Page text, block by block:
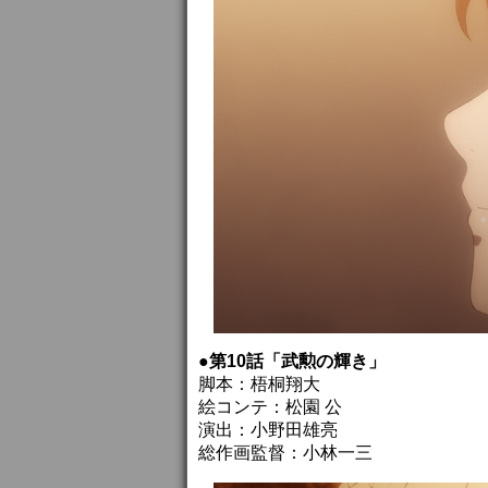
●第10話「武勲の輝き」
脚本：梧桐翔大
絵コンテ：松園 公
演出：小野田雄亮
総作画監督：小林一三